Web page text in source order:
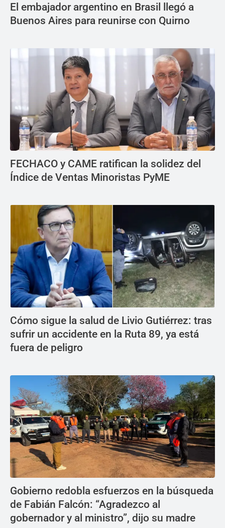
El embajador argentino en Brasil llegó a
Buenos Aires para reunirse con Quirno
FECHACO y CAME ratifican la solidez del
Índice de Ventas Minoristas PyME
Cómo sigue la salud de Livio Gutiérrez: tras
sufrir un accidente en la Ruta 89, ya está
fuera de peligro
Gobierno redobla esfuerzos en la búsqueda
de Fabián Falcón: “Agradezco al
gobernador y al ministro”, dijo su madre